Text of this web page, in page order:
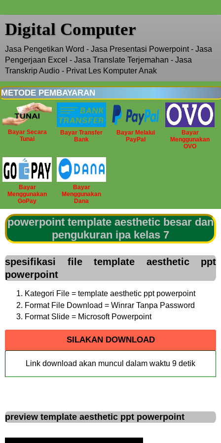
Digital Computer
Jasa Pengetikan Word - Jasa Presentasi Powerpoint - Jasa
Pengerjaan Excel - Jasa Translate Terjemahan - Jasa
Transkrip Audio - Privat Les Komputer Anak
METODE PEMBAYARAN
Bayar Secara
Tunai
Bayar Transfer
Bank
Bayar Melalui
PayPal
Bayar
Menggunakan
OVO
Bayar
Menggunakan
GoPay
Bayar
Menggunakan
Dana
powerpoint template aesthetic besar dan
pengukuran ipa kelas 7
spesifikasi file template aesthetic ppt
powerpoint
Kategori File = template aesthetic ppt powerpoint
Format File Download = Winrar Tanpa Password
Format Slide = Microsoft Powerpoint
SILAKAN DOWNLOAD
Link download akan muncul dalam waktu 9 detik
preview template aesthetic ppt powerpoint